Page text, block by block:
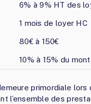
6% à 9% HT des
1 mois de loyer HC
80€ à 150€
10% à 15% du
primordiale lors
l’ensemble des